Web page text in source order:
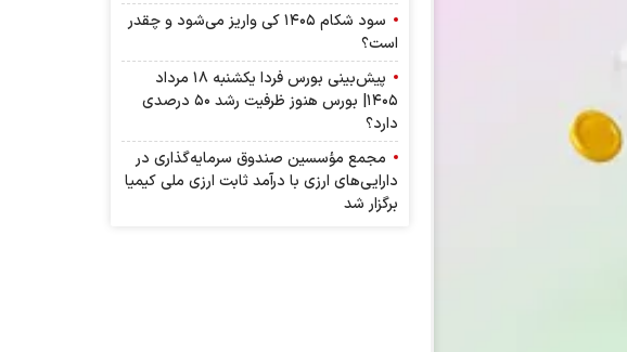
سود شکام ۱۴۰۵ کی واریز می‌شود و چقدر
است؟
پیش‌بینی بورس فردا یکشنبه ۱۸ مرداد
۱۴۰۵| بورس هنوز ظرفیت رشد ۵۰ درصدی
دارد؟
مجمع مؤسسین صندوق سرمایه‌گذاری در
دارایی‌های ارزی با درآمد ثابت ارزی ملی کیمیا
برگزار شد